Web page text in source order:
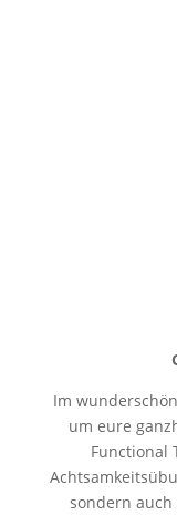
Im
um eure
Functional
sondern auch